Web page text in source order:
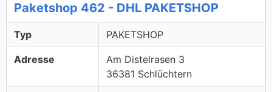
Paketshop 462 - DHL PAKETSHOP
Typ PAKETSHOP
Adresse
Am Distelrasen 3
36381 Schlüchtern